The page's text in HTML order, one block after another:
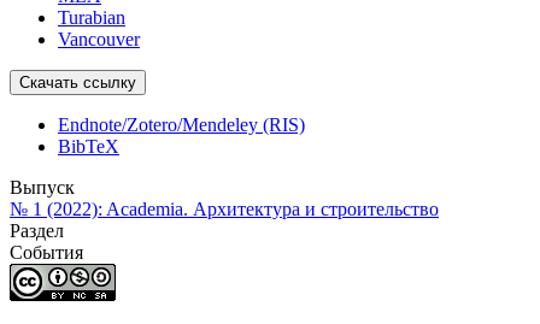
Turabian
Vancouver
Скачать ссылку
Endnote/Zotero/Mendeley (RIS)
BibTeX
Выпуск
№ 1 (2022): Academia. Архитектура и строительство
Раздел
События